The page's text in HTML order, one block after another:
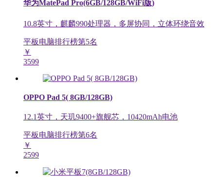
华为MatePad Pro(6GB/128GB/WiFi版)
10.8英寸，麒麟990处理器，多屏协同，立体环绕音效
平板电脑排行榜第5名
￥
3599
OPPO Pad 5( 8GB/128GB)
12.1英寸，天玑9400+旗舰芯，10420mAh电池
平板电脑排行榜第6名
￥
2599